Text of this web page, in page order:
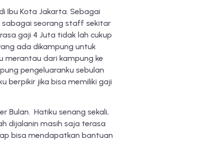
Ibu Kota Jakarta. Sebagai
sabagai seorang staff sekitar
gaji 4 Juta tidak lah cukup
ada dikampung untuk
merantau dari kampung ke
pengeluaranku sebulan
berpikir jika bisa memiliki gaji
Bulan. Hatiku senang sekali,
dijalanin masih saja terasa
bisa mendapatkan bantuan